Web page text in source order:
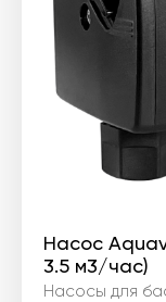
Насос
3.5 м3/час)
Насосы для